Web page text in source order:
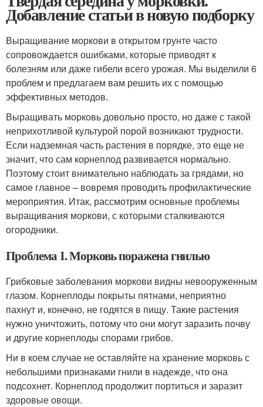
Добавление статьи в новую подборку
Выращивание моркови в открытом грунте часто
сопровождается ошибками, которые приводят к
болезням или даже гибели всего урожая. Мы выделили 6
проблем и предлагаем вам решить их с помощью
эффективных методов.
Выращивать морковь довольно просто, но даже с такой
неприхотливой культурой порой возникают трудности.
Если надземная часть растения в порядке, это еще не
значит, что сам корнеплод развивается нормально.
Поэтому стоит внимательно наблюдать за грядами, но
самое главное – вовремя проводить профилактические
мероприятия. Итак, рассмотрим основные проблемы
выращивания моркови, с которыми сталкиваются
огородники.
Проблема 1. Морковь поражена гнилью
Грибковые заболевания моркови видны невооруженным
глазом. Корнеплоды покрыты пятнами, неприятно
пахнут и, конечно, не годятся в пищу. Такие растения
нужно уничтожить, потому что они могут заразить почву
и другие корнеплоды спорами грибов.
Ни в коем случае не оставляйте на хранение морковь с
небольшими признаками гнили в надежде, что она
подсохнет. Корнеплод продолжит портиться и заразит
здоровые овощи.